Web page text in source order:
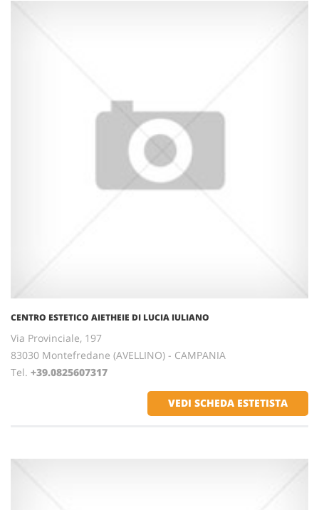
CENTRO ESTETICO AIETHEIE DI LUCIA IULIANO
Via Provinciale, 197
83030 Montefredane (AVELLINO) - CAMPANIA
Tel. +39.0825607317
VEDI SCHEDA ESTETISTA